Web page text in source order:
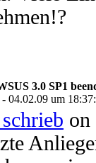
3.0 SP1
- 04.02.09 um
on